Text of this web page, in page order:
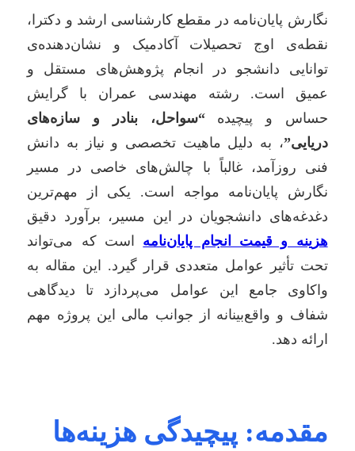
نگارش پایان‌نامه در مقطع کارشناسی ارشد و دکترا،
نقطه‌ی اوج تحصیلات آکادمیک و نشان‌دهنده‌ی
توانایی دانشجو در انجام پژوهش‌های مستقل و
عمیق است. رشته مهندسی عمران با گرایش
حساس و پیچیده“سواحل، بنادر و سازه‌های
دریایی”، به دلیل ماهیت تخصصی و نیاز به دانش
فنی روزآمد، غالباً با چالش‌های خاصی در مسیر
نگارش پایان‌نامه مواجه است. یکی از مهم‌ترین
دغدغه‌های دانشجویان در این مسیر، برآورد دقیق
هزینه و قیمت انجام پایان‌نامه است که می‌تواند
تحت تأثیر عوامل متعددی قرار گیرد. این مقاله به
واکاوی جامع این عوامل می‌پردازد تا دیدگاهی
شفاف و واقع‌بینانه از جوانب مالی این پروژه مهم
ارائه دهد.
مقدمه: پیچیدگی هزینه‌ها